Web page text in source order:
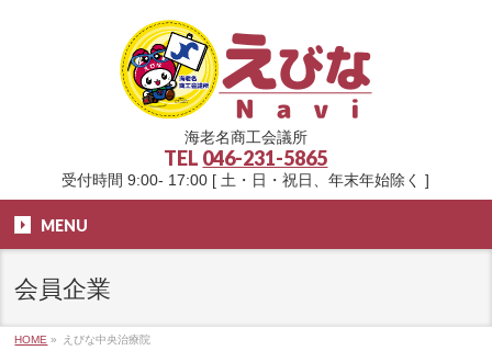
海老名商工会議所
TEL 046-231-5865
受付時間 9:00- 17:00 [ 土・日・祝日、年末年始除く ]
MENU
会員企業
HOME » えびな中央治療院